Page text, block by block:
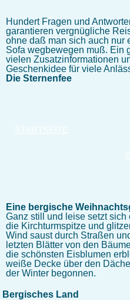
Hundert Fragen und
garantieren vergnügliche
ohne daß man sich auch nur
Sofa wegbewegen muß. Ein
vielen Zusatzinformationen
Geschenkidee für viele
Die Sternenfee
Eine bergische
Ganz still und leise setzt
die Kirchturmspitze und
Wind saust durch Straßen
letzten Blätter von den
die schönsten Eisblumen
weiße Decke über den
der Winter begonnen.
Bergisches Land